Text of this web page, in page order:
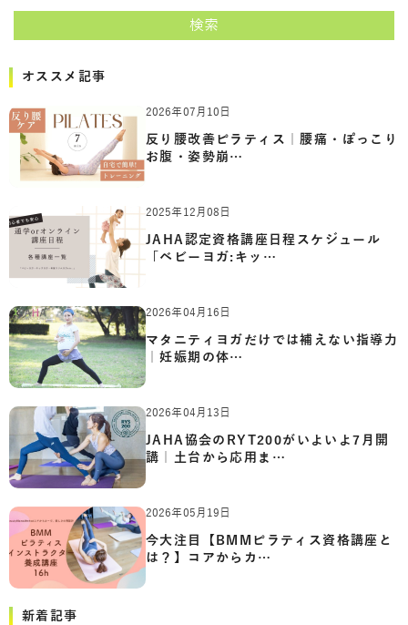
検索
オススメ記事
2026年07月10日
反り腰改善ピラティス｜腰痛・ぽっこり
お腹・姿勢崩…
2025年12月08日
JAHA認定資格講座日程スケジュール
「ベビーヨガ:キッ…
2026年04月16日
マタニティヨガだけでは補えない指導力
｜妊娠期の体…
2026年04月13日
JAHA協会のRYT200がいよいよ7月開
講｜土台から応用ま…
2026年05月19日
今大注目【BMMピラティス資格講座と
は？】コアからカ…
新着記事